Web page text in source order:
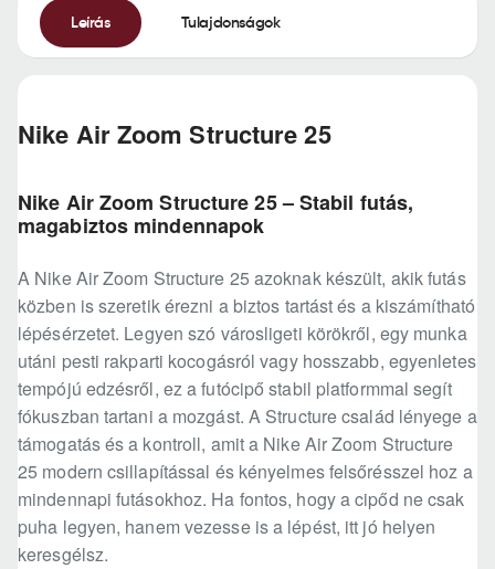
Leírás Tulajdonságok
Nike Air Zoom Structure 25
Nike Air Zoom Structure 25 – Stabil futás,
magabiztos mindennapok
A Nike Air Zoom Structure 25 azoknak készült, akik futás
közben is szeretik érezni a biztos tartást és a kiszámítható
lépésérzetet. Legyen szó városligeti körökről, egy munka
utáni pesti rakparti kocogásról vagy hosszabb, egyenletes
tempójú edzésről, ez a futócipő stabil platformmal segít
fókuszban tartani a mozgást. A Structure család lényege a
támogatás és a kontroll, amit a Nike Air Zoom Structure
25 modern csillapítással és kényelmes felsőrésszel hoz a
mindennapi futásokhoz. Ha fontos, hogy a cipőd ne csak
puha legyen, hanem vezesse is a lépést, itt jó helyen
keresgélsz.